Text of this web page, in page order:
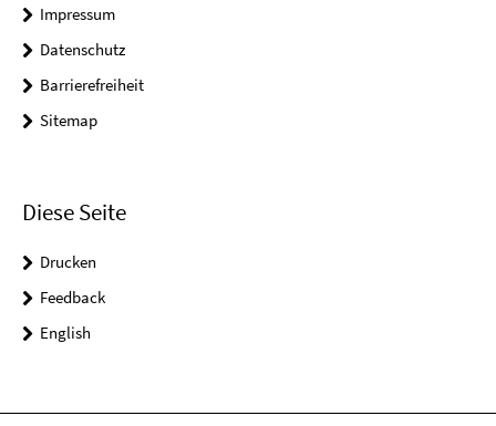
Impressum
Datenschutz
Barrierefreiheit
Sitemap
Diese Seite
Drucken
Feedback
English